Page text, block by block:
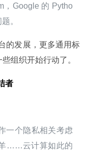
，Google 的 Pytho
。
的发展，更多通用标
组织开始行动了。
者
一个隐私相关考虑
……云计算如此的